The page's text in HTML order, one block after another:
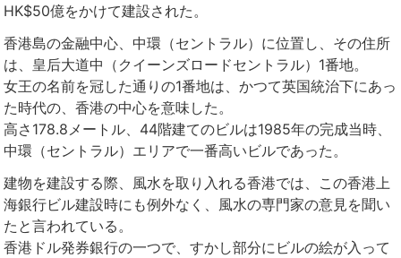
HK$50億をかけて建設された。
香港島の金融中心、中環（セントラル）に位置し、その住所
は、皇后大道中（クイーンズロードセントラル）1番地。
女王の名前を冠した通りの1番地は、かつて英国統治下にあっ
た時代の、香港の中心を意味した。
高さ178.8メートル、44階建てのビルは1985年の完成当時、
中環（セントラル）エリアで一番高いビルであった。
建物を建設する際、風水を取り入れる香港では、この香港上
海銀行ビル建設時にも例外なく、風水の専門家の意見を聞い
たと言われている。
香港ドル発券銀行の一つで、すかし部分にビルの絵が入って